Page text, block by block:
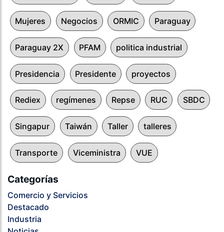
Mujeres Negocios ORMIC Paraguay
Paraguay 2X PFAM politica industrial
Presidencia Presidente proyectos
Rediex regímenes Repse RUC SBDC
Singapur Taiwán Taller talleres
Transporte Viceministra VUE
Categorías
Comercio y Servicios
Destacado
Industria